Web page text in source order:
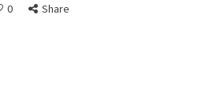
0 Share